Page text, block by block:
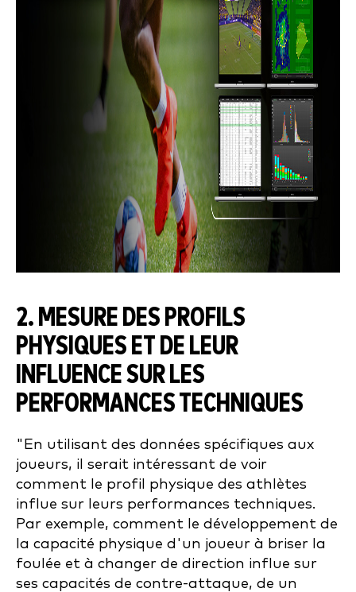
2. MESURE DES PROFILS
PHYSIQUES ET DE LEUR
INFLUENCE SUR LES
PERFORMANCES TECHNIQUES
"En utilisant des données spécifiques aux
joueurs, il serait intéressant de voir
comment le profil physique des athlètes
influe sur leurs performances techniques.
Par exemple, comment le développement de
la capacité physique d'un joueur à briser la
foulée et à changer de direction influe sur
ses capacités de contre-attaque, de un